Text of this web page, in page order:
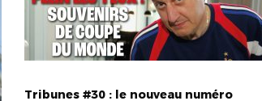
Tribunes #30 : le nouveau numéro